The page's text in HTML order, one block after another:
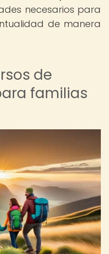
necesarios para
de manera
de
familias